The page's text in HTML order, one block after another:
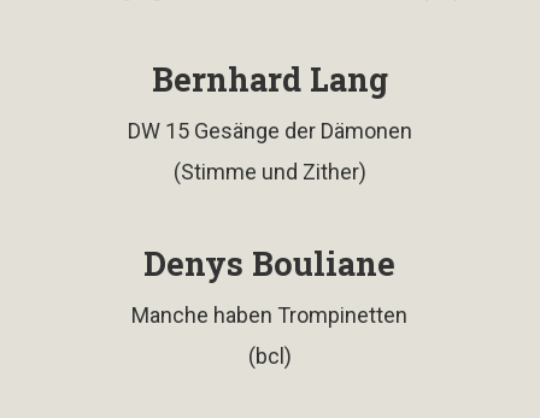
Bernhard Lang
DW 15 Gesänge der Dämonen
(Stimme und Zither)
Denys Bouliane
Manche haben Trompinetten
(bcl)